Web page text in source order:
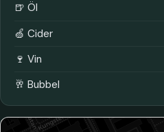
🍺 Öl
🍏 Cider
🍷 Vin
🥂 Bubbel